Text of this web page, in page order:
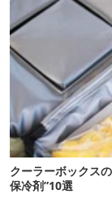
クーラーボックス
保冷剤”10選